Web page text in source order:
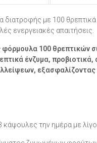
διατροφής με 100
ενεργειακές απαιτήσεις.
φόρµουλα 100 θρεπτικών
ένζυµα, προβιοτικά,
κάψουλες την ηµέρα µε